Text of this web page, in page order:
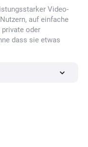
Foto in
Stil
Video-
auf einfache
private oder
dass sie etwas